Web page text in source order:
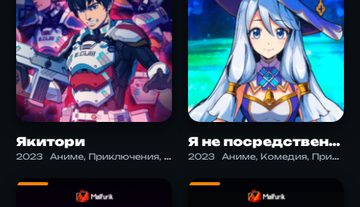
Якитори
2023 Аниме, Приключения, Фантастика, Экшен
Я не посредственность, я просто дикий монстр
2023 Аниме, Комедия, Приключения, Экшен